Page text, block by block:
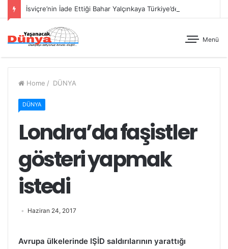
Menü
Home / DÜNYA
DÜNYA
Londra’da faşistler
gösteri yapmak
istedi
Haziran 24, 2017
Avrupa ülkelerinde IŞİD saldırılarının yarattığı